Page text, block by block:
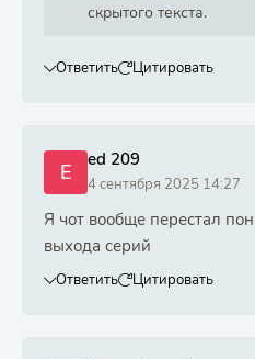
скрытого текста.
Ответить Цитировать
E ed 209
4 сентября 2025 14:27
Я чот вообще перестал
выхода серий
Ответить Цитировать